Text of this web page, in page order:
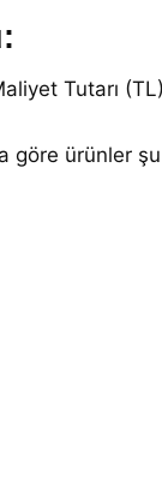
Tutarı
göre ürünler